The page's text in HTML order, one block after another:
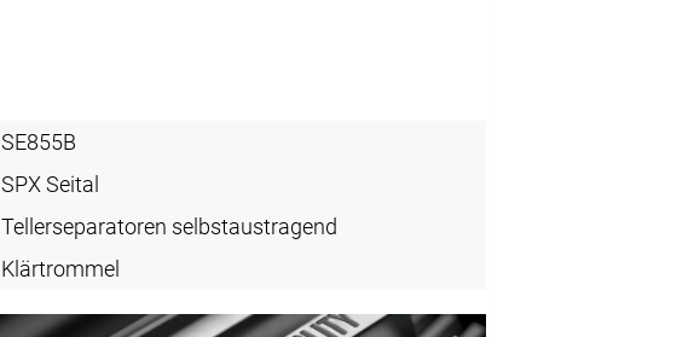
SE855B
SPX Seital
Tellerseparatoren selbstaustragend
Klärtrommel